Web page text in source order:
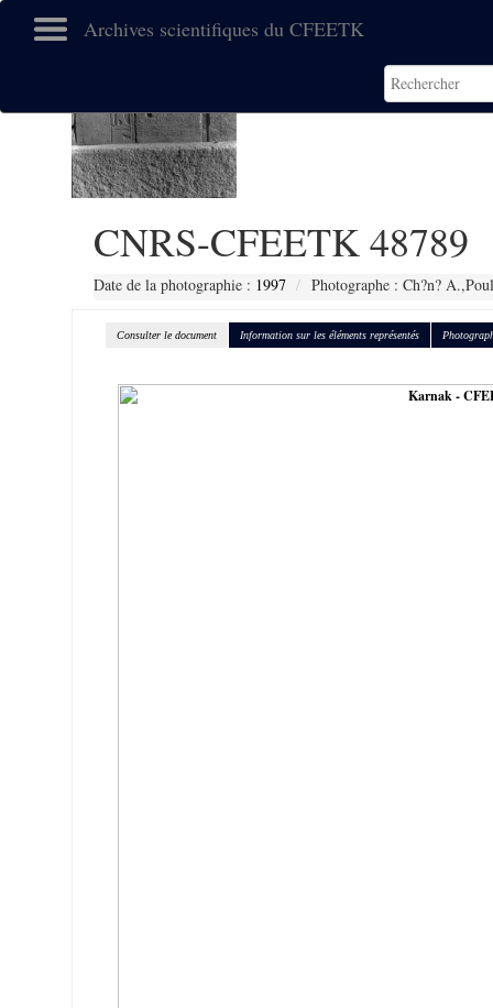
Archives scientifiques du CFEETK
CNRS-CFEETK 48789
Date de la photographie : 1997 Photographe : Ch?n?
Consulter le document Information sur les éléments représentés